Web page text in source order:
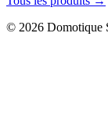
© 2026 Domotique